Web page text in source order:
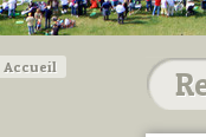
Accueil